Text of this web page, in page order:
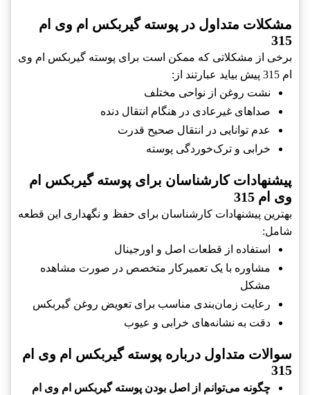
مشکلات متداول در پوسته گيربکس ام وی ام
315
برخی از مشکلاتی که ممکن است برای پوسته گيربکس ام وی
ام 315 پیش بیاید عبارتند از:
نشت روغن از نواحی مختلف
صداهای غیرعادی در هنگام انتقال دنده
عدم توانایی در انتقال صحیح قدرت
خرابی و ترک‌خوردگی پوسته
پیشنهادات کارشناسان برای پوسته گيربکس ام
وی ام 315
بهترین پیشنهادات کارشناسان برای حفظ و نگهداری این قطعه
شامل:
استفاده از قطعات اصل و اورجینال
مشاوره با یک تعمیرکار متخصص در صورت مشاهده
مشکل
رعایت زمان‌بندی مناسب برای تعویض روغن گيربکس
دقت به نشانه‌های خرابی و عیوب
سوالات متداول درباره پوسته گيربکس ام وی ام
315
چگونه می‌توانم از اصل بودن پوسته گيربکس ام وی ام